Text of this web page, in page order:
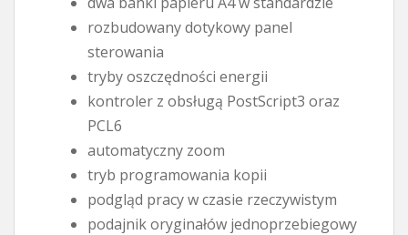
rozbudowany dotykowy panel
sterowania
tryby oszczędności energii
kontroler z obsługą PostScript3 oraz
PCL6
automatyczny zoom
tryb programowania kopii
podgląd pracy w czasie rzeczywistym
podajnik oryginałów jednoprzebiegowy